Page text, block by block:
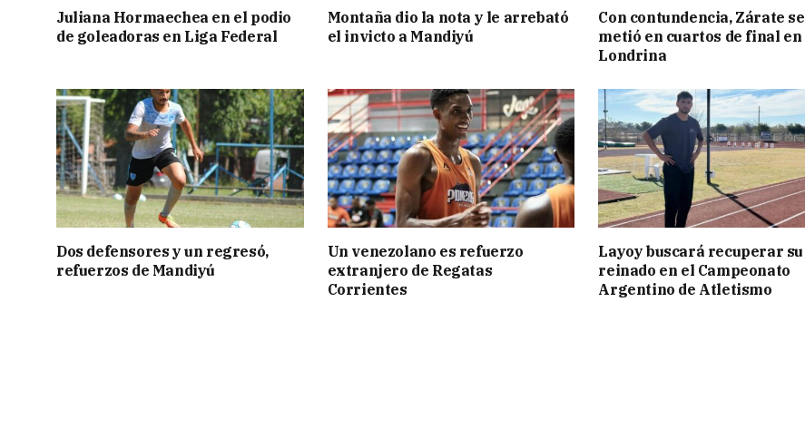
Juliana Hormaechea en el podio
de goleadoras en Liga Federal
Montaña dio la nota y le arrebató
el invicto a Mandiyú
Con contundencia, Zárate se
metió en cuartos de final en
Londrina
Dos defensores y un regresó,
refuerzos de Mandiyú
Un venezolano es refuerzo
extranjero de Regatas
Corrientes
Layoy buscará recuperar su
reinado en el Campeonato
Argentino de Atletismo